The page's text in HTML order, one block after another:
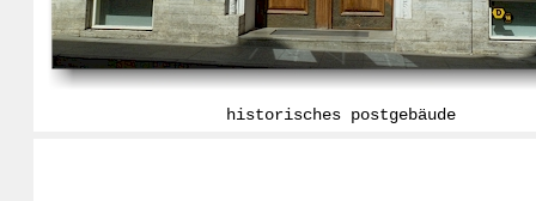
historisches postgebäude